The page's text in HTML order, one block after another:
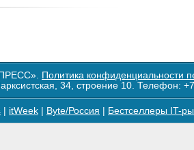
Политика конфиденциальности
34, строение 10. Телефон:
itWeek Byte/Россия Бестселлеры IT-